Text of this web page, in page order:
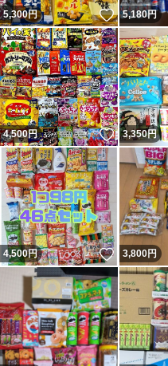
5,300円 いいね！
5,180円
4,500円 いいね！
3,350円
4,500円 いいね！
3,800円